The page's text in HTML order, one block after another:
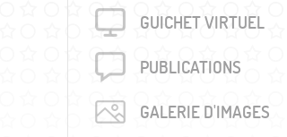
Objets trouvés
Carte jounalière dégriffée commune
Sociétés locales
GUICHET VIRTUEL
PUBLICA­TIONS
GALERIE D'IMAGES